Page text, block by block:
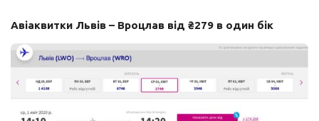
Авіаквитки Львів – Вроцлав від ₴279 в один бік